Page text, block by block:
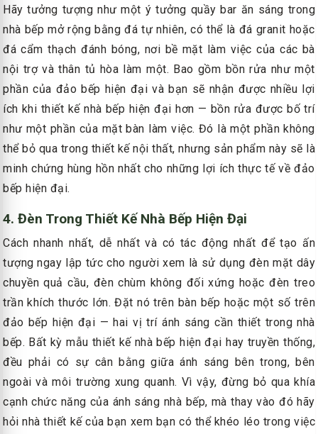
Hãy tưởng tượng như một ý tưởng quầy bar ăn sáng trong
nhà bếp mở rộng bằng đá tự nhiên, có thể là đá granit hoặc
đá cẩm thạch đánh bóng, nơi bề mặt làm việc của các bà
nội trợ và thân tủ hòa làm một. Bao gồm bồn rửa như một
phần của đảo bếp hiện đại và bạn sẽ nhận được nhiều lợi
ích khi thiết kế nhà bếp hiện đại hơn — bồn rửa được bố trí
như một phần của mặt bàn làm việc. Đó là một phần không
thể bỏ qua trong thiết kế nội thất, nhưng sản phẩm này sẽ là
minh chứng hùng hồn nhất cho những lợi ích thực tế về đảo
bếp hiện đại.
4. Đèn Trong Thiết Kế Nhà Bếp Hiện Đại
Cách nhanh nhất, dễ nhất và có tác động nhất để tạo ấn
tượng ngay lập tức cho người xem là sử dụng đèn mặt dây
chuyền quả cầu, đèn chùm không đối xứng hoặc đèn treo
trần khích thước lớn. Đặt nó trên bàn bếp hoặc một số trên
đảo bếp hiện đại — hai vị trí ánh sáng cần thiết trong nhà
bếp. Bất kỳ mẫu thiết kế nhà bếp hiện đại hay truyền thống,
đều phải có sự cân bằng giữa ánh sáng bên trong, bên
ngoài và môi trường xung quanh. Vì vậy, đừng bỏ qua khía
cạnh chức năng của ánh sáng nhà bếp, mà thay vào đó hãy
hỏi nhà thiết kế của bạn xem bạn có thể khéo léo trong việc